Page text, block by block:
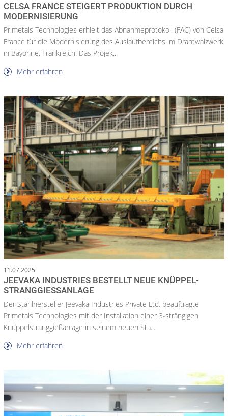
CELSA FRANCE STEIGERT PRODUKTION DURCH
MODERNISIERUNG
Primetals Technologies erhielt das Abnahmeprotokoll (FAC) von Celsa
France für die Modernisierung des Auslaufbereichs im Drahtwalzwerk
in Bayonne, Frankreich. Das Projek...
Mehr erfahren
11.07.2025
JEEVAKA INDUSTRIES BESTELLT NEUE KNÜPPEL-
STRANGGIESSANLAGE
Der Stahlhersteller Jeevaka Industries Private Ltd. beauftragte
Primetals Technologies mit der Installation einer 3-strängigen
Knüppelstranggießanlage in seinem neuen Sta...
Mehr erfahren